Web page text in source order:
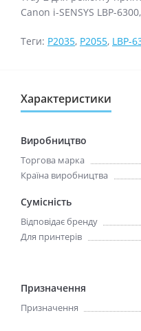
Canon i-SENSYS LBP-
Теги: P2035, P2055, LBP-
Характеристики
Виробництво
Торгова марка
Країна виробництва
Сумісність
Відповідає бренду
Для принтерів
Призначення
Призначення